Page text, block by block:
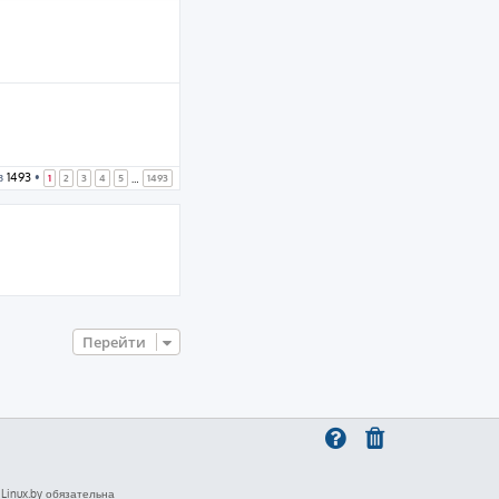
1493 • 1 2 3 4 5 1493
Перейти
обязательна